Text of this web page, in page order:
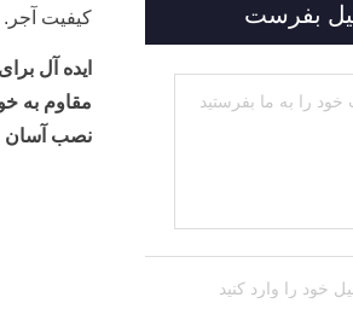
بفرست
کیفیت آجر.
ایده آل
مقاوم به
نصب آسان